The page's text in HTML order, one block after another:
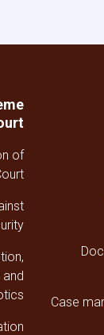
Case
of
and